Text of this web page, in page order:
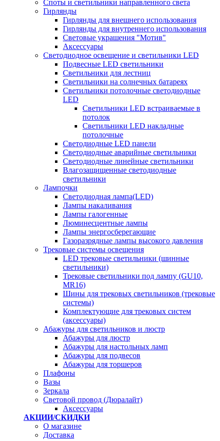
Споты и светильники направленного света
Гирлянды
Гирлянды для внешнего использования
Гирлянды для внутреннего использования
Световые украшения "Мотив"
Аксессуары
Светодиодное освещение и светильники LED
Подвесные LED светильники
Светильники для лестниц
Светильники на солнечных батареях
Светильники потолочные светодиодные
LED
Cветильники LED встраиваемые в
потолок
Светильники LED накладные
потолочные
Светодиодные LED панели
Светодиодные аварийные светильники
Светодиодные линейные светильники
Влагозащищенные светодиодные
светильники
Лампочки
Светодиодная лампа(LED)
Лампы накаливания
Лампы галогенные
Люминесцентные лампы
Лампы энергосберегающие
Газоразрядные лампы высокого давления
Трековые системы освещения
LED трековые светильники (шинные
светильники)
Трековые светильники под лампу (GU10,
MR16)
Шины для трековых светильников (трековые
системы)
Комплектующие для трековых систем
(аксессуары)
Абажуры для светильников и люстр
Абажуры для люстр
Абажуры для настольных ламп
Абажуры для подвесов
Абажуры для торшеров
Плафоны
Вазы
Зеркала
Световой провод (Дюралайт)
Аксессуары
АКЦИИ/СКИДКИ
О магазине
Доставка